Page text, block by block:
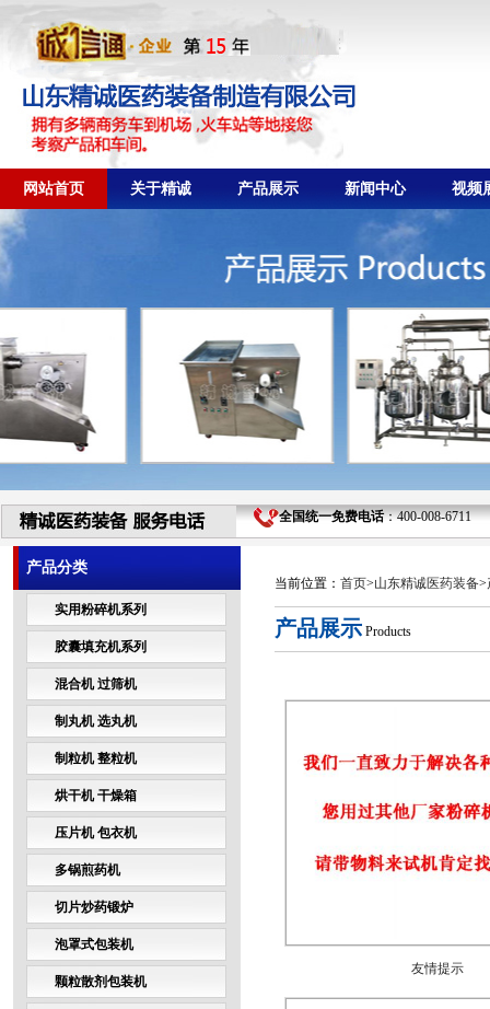
网站首页 关于精诚 产品展示 新闻中心 视频
全国统一免费电话：400-008-
产品分类
实用粉碎机系列
胶囊填充机系列
混合机 过筛机
制丸机 选丸机
制粒机 整粒机
烘干机 干燥箱
压片机 包衣机
多锅煎药机
切片炒药锻炉
泡罩式包装机
颗粒散剂包装机
当前位置： 首页>山东精诚医药装备>
产品展示 Products
友情提示